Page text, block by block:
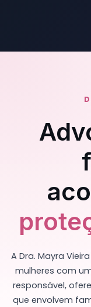
A Dra. Mayra
mulheres com
responsável,
que envolvem